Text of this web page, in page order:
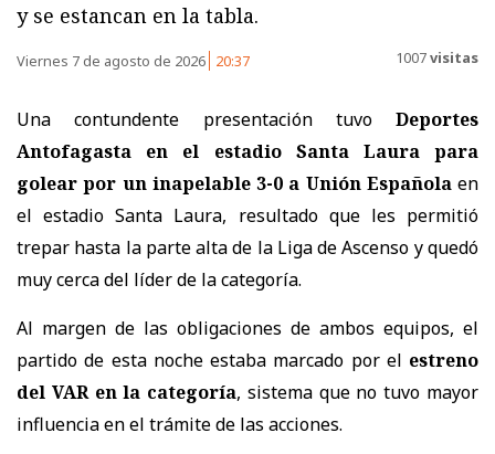
y se estancan en la tabla.
Viernes 7 de agosto de 2026 20:37 1007visitas
Una contundente presentación tuvo Deportes
Antofagasta en el estadio Santa Laura para
golear por un inapelable 3-0 a Unión Españolaen
el estadio Santa Laura, resultado que les permitió
trepar hasta la parte alta de la Liga de Ascenso y quedó
muy cerca del líder de la categoría.
Al margen de las obligaciones de ambos equipos, el
partido de esta noche estaba marcado por el estreno
del VAR en la categoría, sistema que no tuvo mayor
influencia en el trámite de las acciones.